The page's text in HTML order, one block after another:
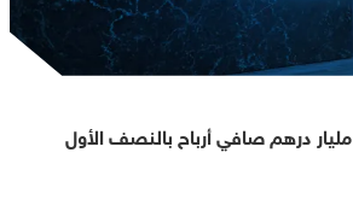
"بيورهيلث" تسجل 1.2 مليار درهم صافي أرباح بالنصف الأول